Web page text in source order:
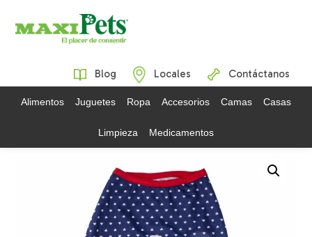
Blog Locales Contáctanos
Alimentos Juguetes Ropa Accesorios Camas Casas
Limpieza Medicamentos